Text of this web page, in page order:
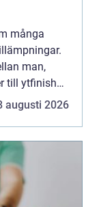
många
man,
till ytfinish
augusti 2026